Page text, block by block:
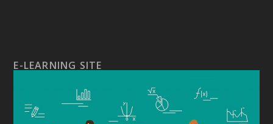
E-LEARNING SITE